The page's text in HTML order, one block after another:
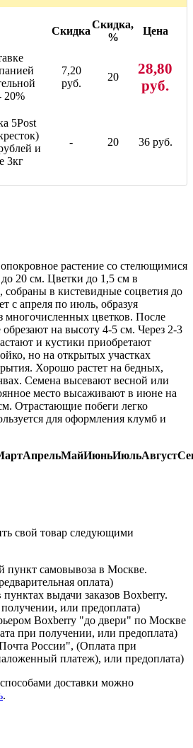
Скидка
Скидка,
%
Цена
20%
7,20
руб.
20
28,80
руб.
5Post
и
3кг
- 20 36 руб.
растение со стелющимися
20 см. Цветки до 1,5 см в
собраны в кистевидные соцветия до
с апреля по июль, образуя
многочисленных цветков. После
обрезают на высоту 4-5 см. Через 2-3
и кустики приобретают
но на открытых участках
Хорошо растет на бедных,
Семена высевают весной или
место высаживают в июне на
Отрастающие побеги легко
для оформления клумб и
АпрельМайИюньИюльАвгуст
свой товар следующими
пункт самовывоза в Москве.
оплата)
выдачи заказов Boxberry.
или предоплата)
Boxberry "до двери" по Москве
при получении, или предоплата)
России", (Оплата при
платеж), или предоплата)
доставки можно
.